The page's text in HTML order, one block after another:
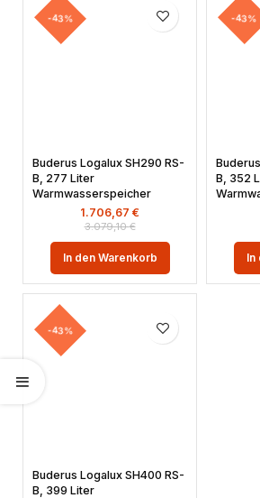
-43%
Buderus Logalux SH290 RS-
B, 277 Liter
Warmwasserspeicher
3.079,10€
1.706,67 €
In den Warenkorb
-43%
B, 352
In
-43%
Buderus Logalux SH400 RS-
B, 399 Liter